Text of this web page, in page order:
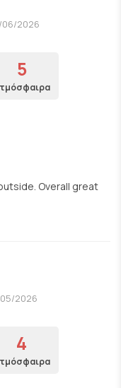
06/2026
5
Overall great
2026
4